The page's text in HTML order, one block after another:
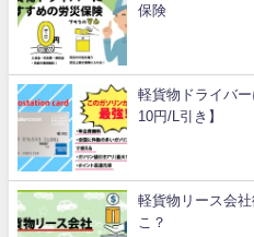
保険
軽貨物ドライバ
10円/L引き】
軽貨物リース会
こ？